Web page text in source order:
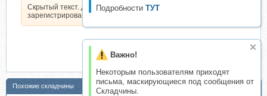
Подробности ТУТ
Важно!
Некоторым пользователям приходят
письма, маскирующиеся под сообщения от
Складчины.
Скрытый текст. Доступен только
зарегистрированным пользователям.
Похожие складчины